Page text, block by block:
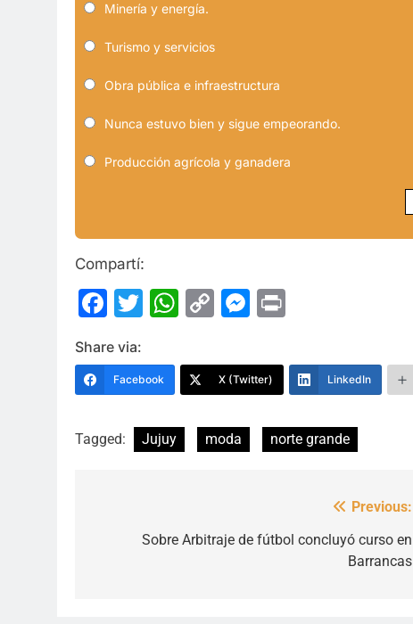
Minería y energía.
Turismo y servicios
Obra pública e infraestructura
Nunca estuvo bien y sigue empeorando.
Producción agrícola y ganadera
Compartí:
Facebook
Twitter
WhatsApp
CopyMessenger
Share via:
Facebook X (Twitter) LinkedIn
Tagged: Jujuy moda norte grande
Previous:
Sobre Arbitraje de fútbol concluyó curso en
Barrancas